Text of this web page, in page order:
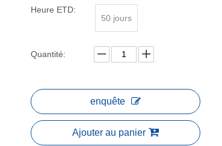
Heure ETD:
50 jours
Quantité:
enquête
Ajouter au panier